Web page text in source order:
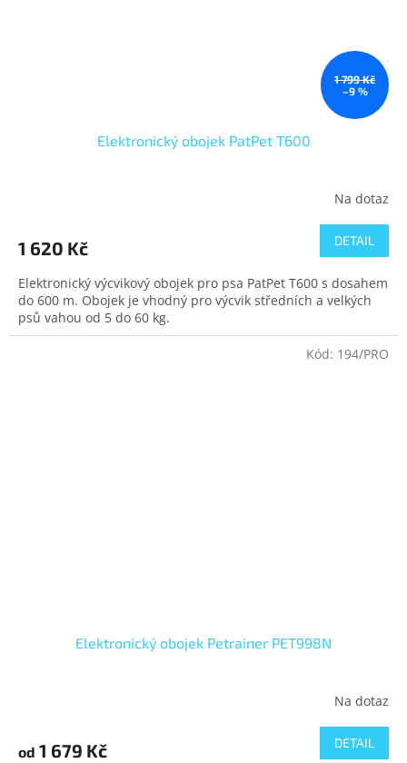
1 799 Kč
–9 %
Elektronický obojek PatPet T600
Na dotaz
1 620 Kč DETAIL
Elektronický výcvikový obojek pro psa PatPet T600 s dosahem
do 600 m. Obojek je vhodný pro výcvik středních a velkých
psů vahou od 5 do 60 kg.
Elektronický obojek Petrainer PET998N
Na dotaz
od 1 679 Kč DETAIL
Kód: 194/PRO